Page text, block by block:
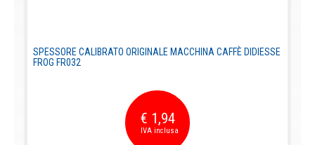
SPESSORE CALIBRATO ORIGINALE MACCHINA CAFFÈ DIDIESSE
FROG FR032
€ 1,94